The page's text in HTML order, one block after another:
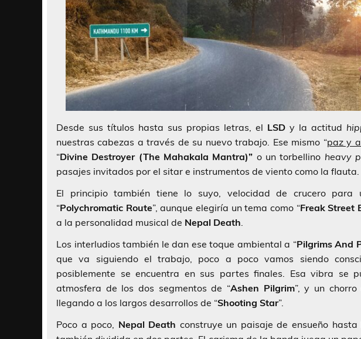
Desde sus títulos hasta sus propias letras, el LSDy la actitud
nuestras cabezas a través de su nuevo trabajo. Ese mismo “paz y
“Divine Destroyer (The Mahakala Mantra)” o un torbellino heavy
pasajes invitados por el sitar e instrumentos de viento como la flauta.
El principio también tiene lo suyo, velocidad de crucero para
“Polychromatic Route”, aunque elegiría un tema como “Freak Street
a la personalidad musical de Nepal Death
Los interludios también le dan ese toque ambiental a “Pilgrims And
que va siguiendo el trabajo, poco a poco vamos siendo
posiblemente se encuentra en sus partes finales. Esa vibra se
atmosfera de los dos segmentos de “Ashen Pilgrim”, y un
llegando a los largos desarrollos de “Shooting Star”.
Poco a poco, Nepal Death construye un paisaje de ensueño